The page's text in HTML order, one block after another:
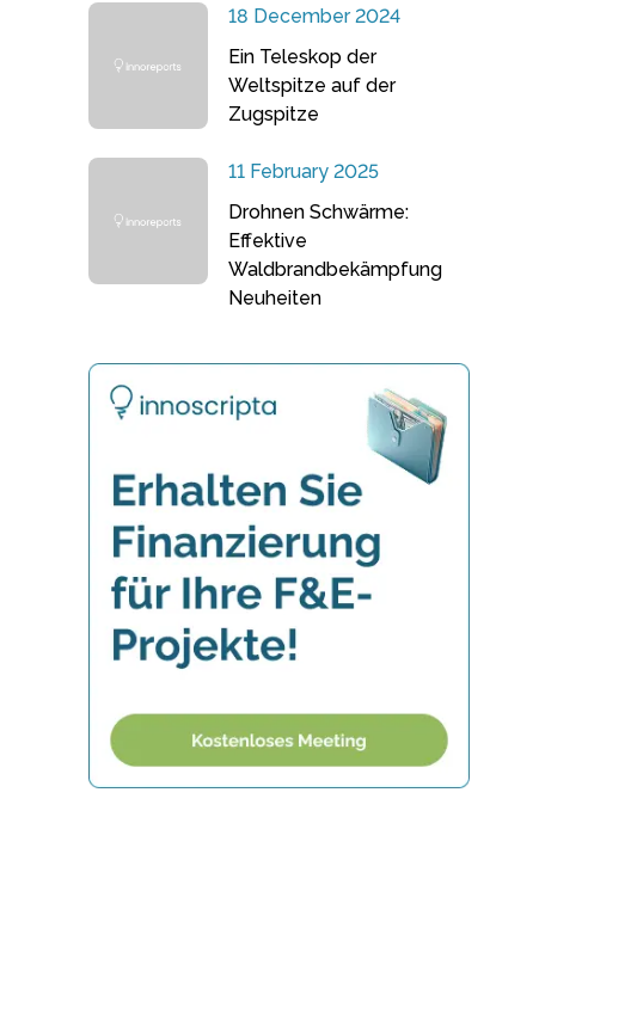
18 December 2024
Ein Teleskop der
Weltspitze auf der
Zugspitze
11 February 2025
Drohnen Schwärme:
Effektive
Waldbrandbekämpfung
Neuheiten